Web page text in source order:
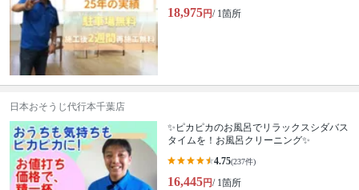
18,975円/ 1箇所
日本おそうじ代行本千葉店
✨ピカピカのお風呂でリラックスシダバス
タイムを！お風呂クリーニング✨
4.75(237件)
16,445円/ 1箇所